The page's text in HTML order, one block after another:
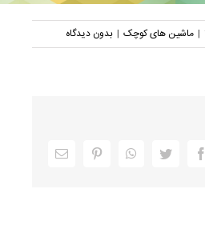
| ماشین های کوچک | بدون دیدگاه
Facebook
Twitter
WhatsApp
Pinterestایمیل